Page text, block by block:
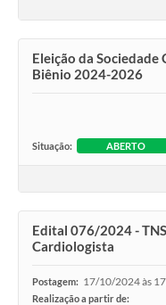
Eleição da Sociedade
Biênio 2024-2026
Situação: ABERTO
Edital 076/2024 -
Cardiologista
Postagem: 17/10/2024 às
Realização a partir de: